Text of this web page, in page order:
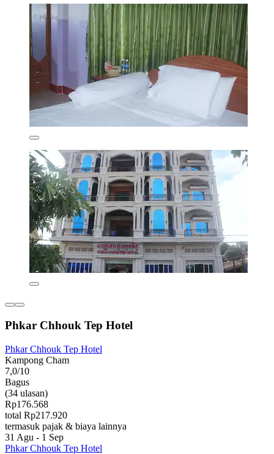
Phkar Chhouk Tep Hotel
Phkar Chhouk Tep Hotel
Kampong Cham
7,0/10
Bagus
(34 ulasan)
Rp176.568
total Rp217.920
termasuk pajak & biaya lainnya
31 Agu - 1 Sep
Phkar Chhouk Tep Hotel